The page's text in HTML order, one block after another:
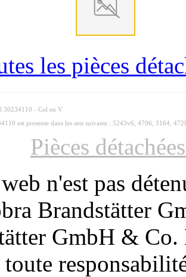
les pièces
30234110 - Col en V
est presente dans les sets suivants : 5243v6, 4706, 3164,
Pièces
n'est pas
Brandstätter
GmbH & Co.